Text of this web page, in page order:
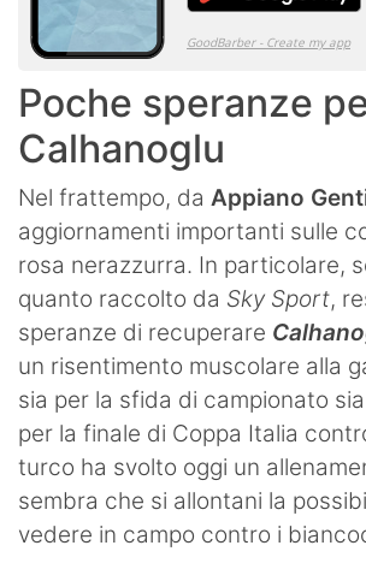
Poche speranze
Calhanoglu
Nel frattempo, da Appiano
aggiornamenti importanti sulle
rosa nerazzurra. In particolare,
quanto raccolto da Sky Sport,
speranze di recuperare
un risentimento muscolare alla
sia per la sfida di campionato
per la finale di Coppa Italia
turco ha svolto oggi un
sembra che si allontani la
vedere in campo contro i